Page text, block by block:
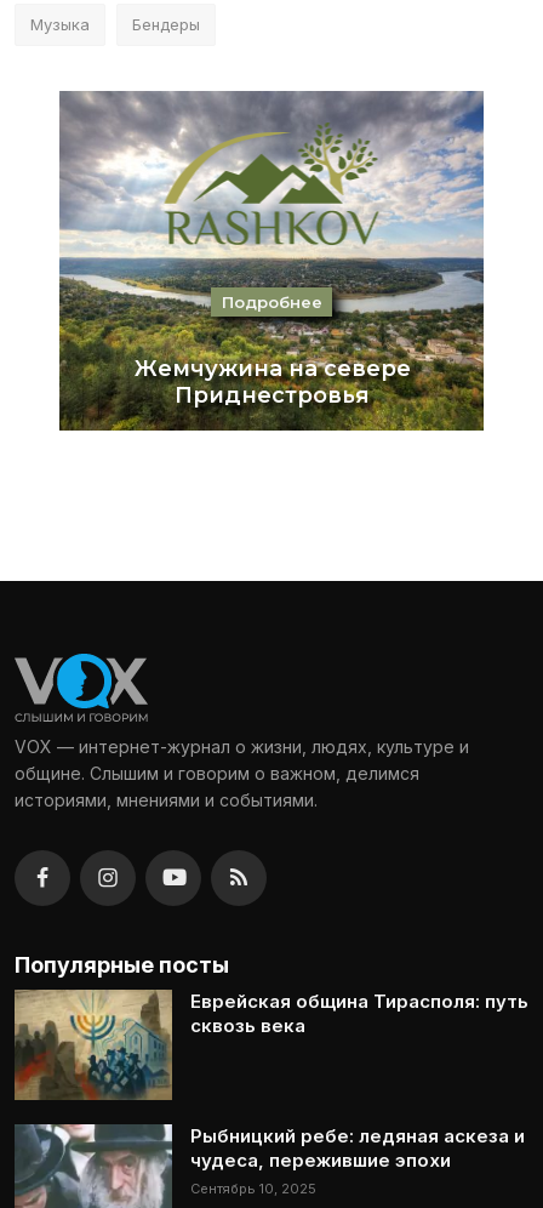
Музыка Бендеры
VOX — интернет-журнал о жизни, людях, культуре и
общине. Слышим и говорим о важном, делимся
историями, мнениями и событиями.
Популярные посты
Еврейская община Тирасполя: путь
сквозь века
Рыбницкий ребе: ледяная аскеза и
чудеса, пережившие эпохи
Сентябрь 10, 2025